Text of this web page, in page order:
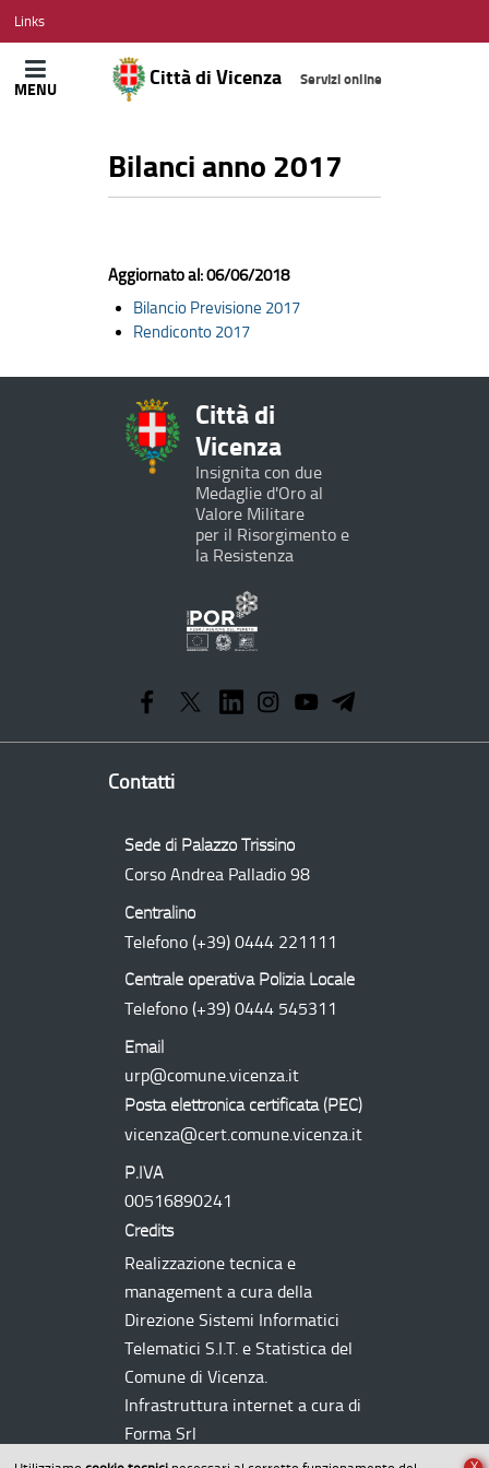
CITTÀ
DI
VICENZA
Links
Città di Vicenza Servizi online
MENU
Bilanci anno 2017
Aggiornato al: 06/06/2018
Bilancio Previsione 2017
Rendiconto 2017
Città di
Vicenza
Insignita con due
Medaglie d'Oro al
Valore Militare
per il Risorgimento e
la Resistenza
Operativo
Regionale
Contatti
Sede di Palazzo Trissino
Corso Andrea Palladio 98
Centralino
Telefono (+39) 0444 221111
Centrale operativa Polizia Locale
Telefono (+39) 0444 545311
Email
urp@comune.vicenza.it
Posta elettronica certificata (PEC)
vicenza@cert.comune.vicenza.it
P.IVA
00516890241
Credits
Realizzazione tecnica e
management a cura della
Direzione Sistemi Informatici
Telematici S.I.T. e Statistica del
Comune di Vicenza.
Infrastruttura internet a cura di
Forma Srl